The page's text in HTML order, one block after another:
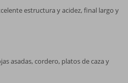
estructura y acidez, final largo y
asadas, cordero, platos de caza y